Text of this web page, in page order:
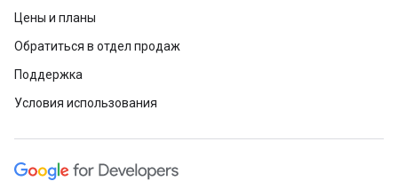
Цены и планы
Обратиться в отдел продаж
Поддержка
Условия использования